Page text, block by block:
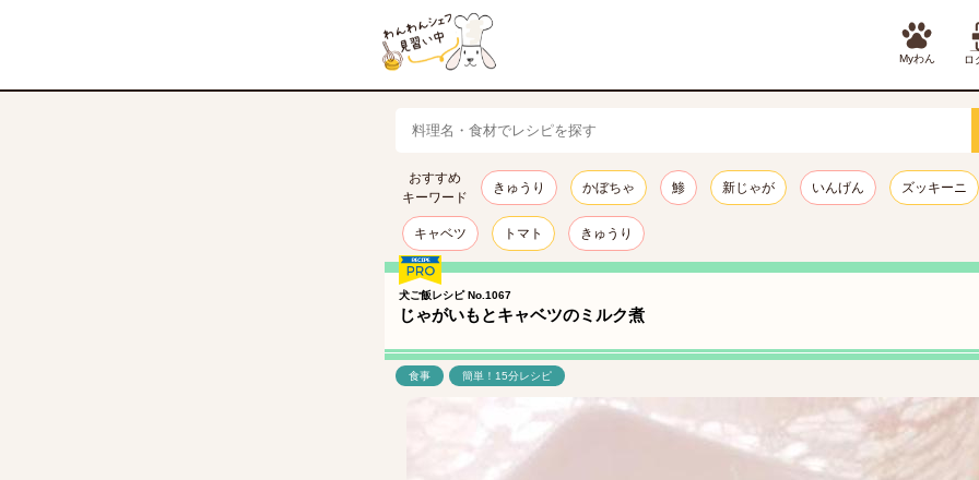
Myわん ロ
おすすめ
キーワード
きゅうり かぼちゃ 鯵 新じゃが いんげん ズッキーニ
キャベツ トマト きゅうり
犬ご飯レシピ No.1067
じゃがいもとキャベツのミルク煮
食事 簡単！15分レシピ